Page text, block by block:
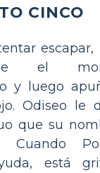
CINCO
escapar,
el
y luego
Odiseo le
que su
Cuando
está